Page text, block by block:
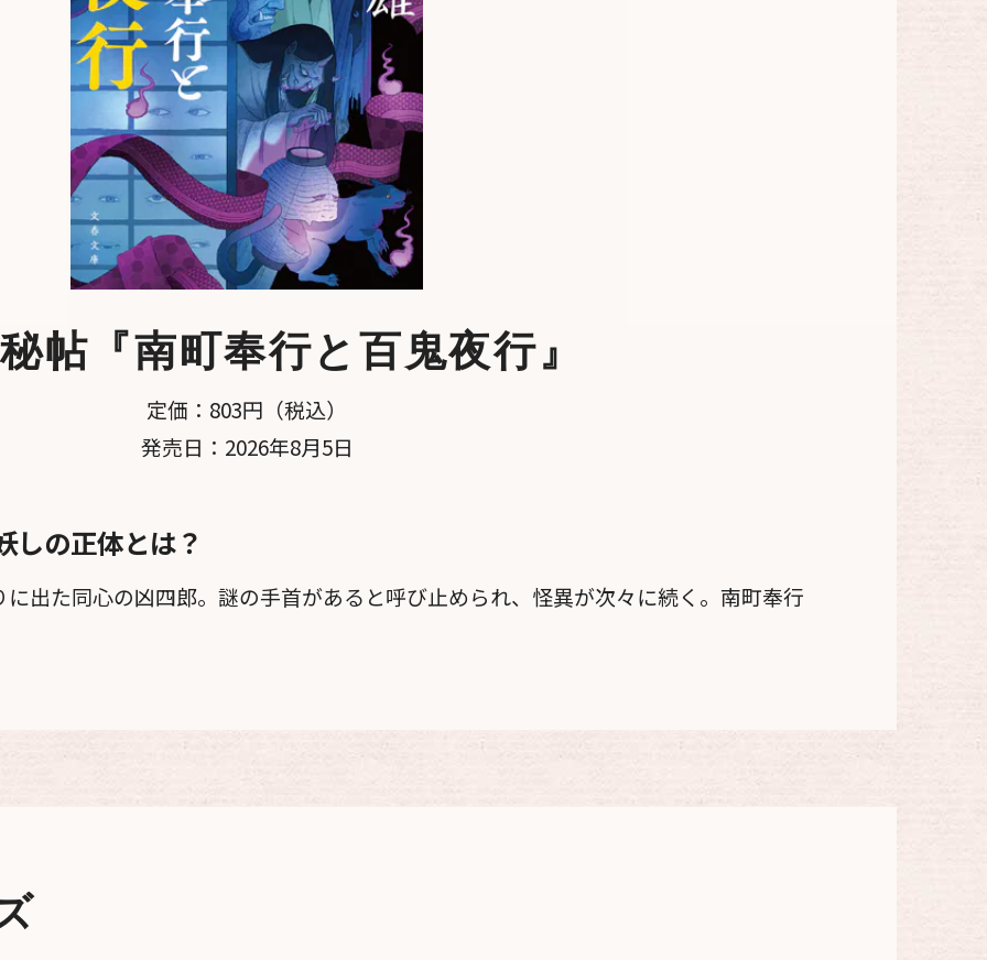
帖 『南町奉行と百鬼夜行』
定価：803円（税込）
発売日：2026年8月5日
しの正体とは？
出た同心の凶四郎。謎の手首があると呼び止められ、怪異が次々に続く。南町奉行